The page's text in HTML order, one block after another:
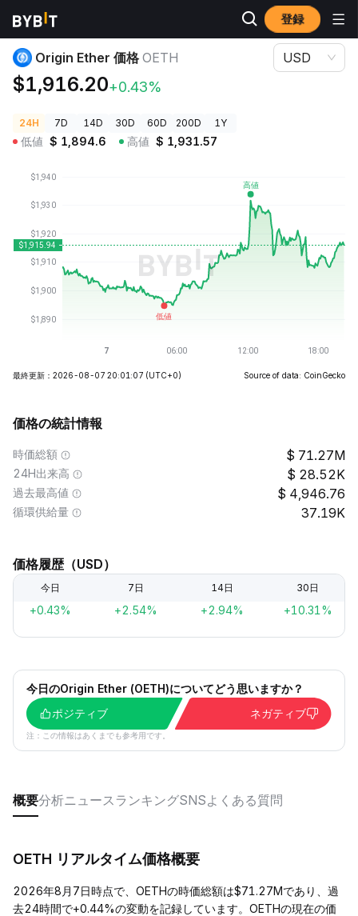
登録
暗号資産価格
Origin Ether 価格 OETH
$1,916.20+0.43%
USD
24H 7D 14D 30D 60D 200D 1Y
低値 $ 1,894.6 高値 $ 1,931.57
最終更新：2026-08-07 20:01:07 (UTC+0) Source of data: CoinGecko
価格の統計情報
時価総額 71.27M
24H出来高 28.52K
過去最高値 4,946.76
循環供給量 37.19K
価格履歴（USD）
今日 7日 14日 30日
+0.43% +2.54% +2.94% +10.31%
今日のOrigin Ether (OETH)についてどう思いますか？
ポジティブ
ネガティブ
注：この情報はあくまでも参考用です。
概要分析ニュース ランキングSNSよくある質問
OETH リアルタイム価格概要
2026年8月7日時点で、OETHの時価総額は$71.27Mであり、過
去24時間で+0.44%の変動を記録しています。OETHの現在の価